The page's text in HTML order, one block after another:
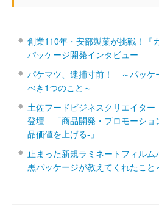
創業110年・安部製菓が挑戦！『
パッケージ開発インタビュー
パケマツ、逮捕寸前！ ～パッケ
べき1つのこと～
土佐フードビジネスクリエイタ
登壇 「商品開発・プロモーショ
品価値を上げる‐」
止まった新規ラミネートフィル
黒パッケージが教えてくれたこと